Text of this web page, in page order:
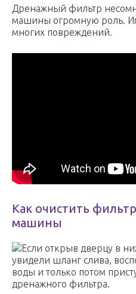
Дренажный фильтр
машины огромную роль.
многих повреждений.
Как очистить
машины
Если открыв дверцу в
увидели шланг слива,
воды и только потом
дренажного фильтра.